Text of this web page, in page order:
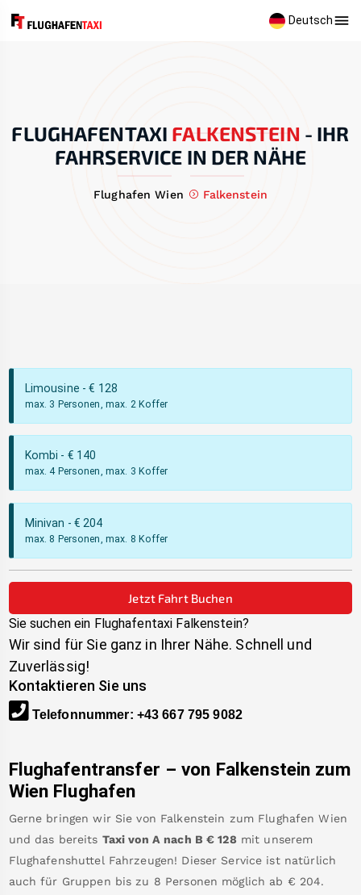
Deutsch
FLUGHAFENTAXI FALKENSTEIN - IHR
FAHRSERVICE IN DER NÄHE
Flughafen Wien Falkenstein
Limousine - € 128
max. 3 Personen, max. 2 Koffer
Kombi - € 140
max. 4 Personen, max. 3 Koffer
Minivan - € 204
max. 8 Personen, max. 8 Koffer
Jetzt Fahrt Buchen
Sie suchen ein Flughafentaxi Falkenstein?
Wir sind für Sie ganz in Ihrer Nähe. Schnell und
Zuverlässig!
Kontaktieren Sie uns
Telefonnummer: +43 667 795 9082
Flughafentransfer – von Falkenstein zum
Wien Flughafen
Gerne bringen wir Sie von Falkenstein zum Flughafen Wien
und das bereits Taxi von A nach B €128 mit unserem
Flughafenshuttel Fahrzeugen! Dieser Service ist natürlich
auch für Gruppen bis zu 8 Personen möglich ab € 204.